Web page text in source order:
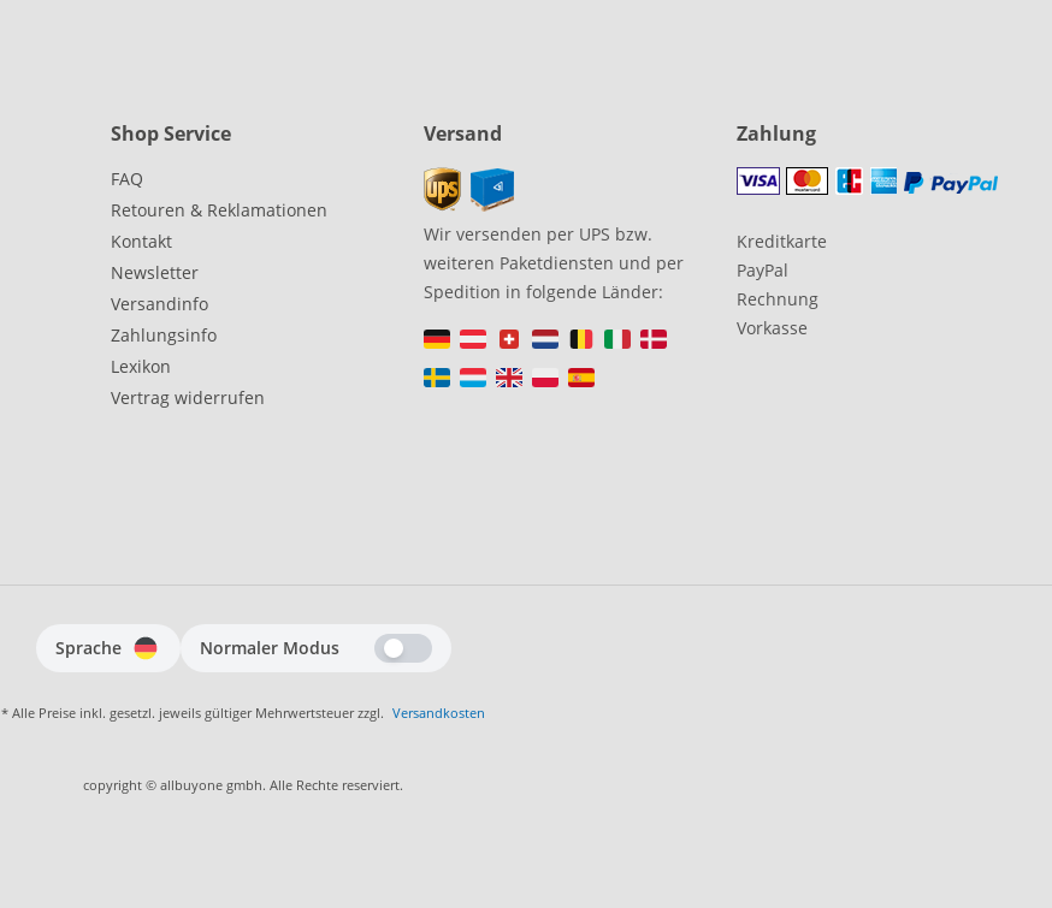
Shop Service
FAQ
Retouren & Reklamationen
Kontakt
Newsletter
Versandinfo
Zahlungsinfo
Lexikon
Vertrag widerrufen
Versand
Wir versenden per UPS bzw.
weiteren Paketdiensten und per
Spedition in folgende Länder:
Zahlung
Kreditkarte
PayPal
Rechnung
Vorkasse
Sprache Normaler Modus
* Alle Preise inkl. gesetzl. jeweils gültiger Mehrwertsteuer zzgl. Versandkosten
copyright © allbuyone gmbh. Alle Rechte reserviert.